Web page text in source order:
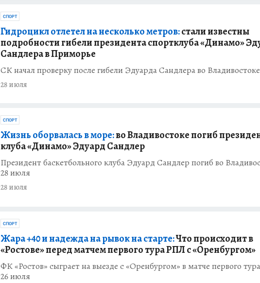
СПОРТ
Гидроцикл отлетел на несколько метров:стали известны
подробности гибели президента спортклуба «Динамо»
Сандлера в Приморье
СК начал проверку после гибели Эдуарда Сандлера во Владивостоке
28 июля
СПОРТ
Жизнь оборвалась в море:во Владивостоке погиб
клуба «Динамо» Эдуард Сандлер
Президент баскетбольного клуба Эдуард Сандлер погиб во
28 июля
28 июля
СПОРТ
Жара +40 и надежда на рывок на старте:Что происходит в
«Ростове» перед матчем первого тура РПЛ с «Оренбургом»
ФК «Ростов» сыграет на выезде с «Оренбургом» в матче первого
26 июля